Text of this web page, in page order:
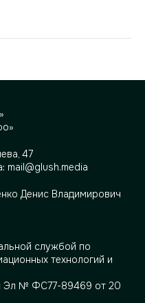
47
mail@glush.media
Денис Владимирович
службой по
технологий и
Эл № ФС77-89469 от 20